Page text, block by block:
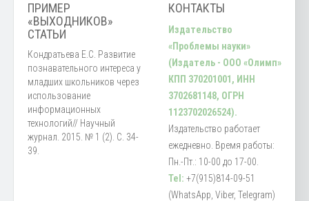
ПРИМЕР
«ВЫХОДНИКОВ»
СТАТЬИ
Кондратьева Е.С. Развитие
познавательного интереса у
младших школьников через
использование
информационных
технологий// Научный
журнал. 2015. № 1 (2). С. 34-
39.
КОНТАКТЫ
Издательство
«Проблемы науки»
(Издатель - ООО «Олимп»
КПП 370201001, ИНН
3702681148, ОГРН
1123702026524).
Издательство работает
ежедневно. Время работы:
Пн.-Пт.: 10-00 до 17-00.
Tel: +7(915)814-09-51
(WhatsApp, Viber, Telegram)